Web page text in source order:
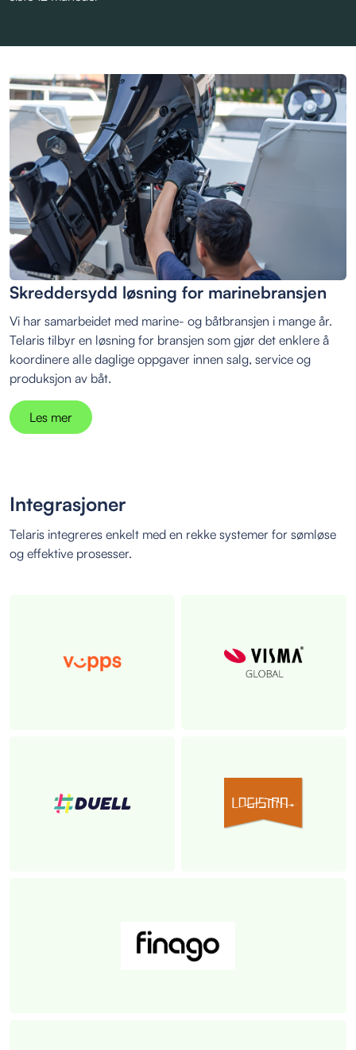
Skreddersydd løsning for marinebransjen
Vi har samarbeidet med marine- og båtbransjen i mange år.
Telaris tilbyr en løsning for bransjen som gjør det enklere å
koordinere alle daglige oppgaver innen salg, service og
produksjon av båt.
Les mer
Integrasjoner
Telaris integreres enkelt med en rekke systemer for sømløse
og effektive prosesser.